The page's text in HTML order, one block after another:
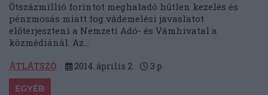
Ötszázmillió forintot meghaladó hűtlen kezelés és
pénzmosás miatt fog vádemelési javaslatot
előterjeszteni a Nemzeti Adó- és Vámhivatal a
közmédiánál. Az...
ÁTLÁTSZÓ 2014. április 2. 3 p
EGYÉB